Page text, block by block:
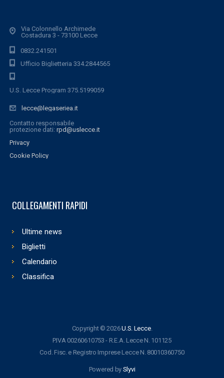
Via Colonnello Archimede
Costadura 3 - 73100 Lecce
0832.241501
Ufficio Biglietteria 334.2844565
U.S. Lecce Program 375.5199059
lecce@legaseriea.it
Contatto responsabile
protezione dati: rpd@uslecce.it
Privacy
Cookie Policy
COLLEGAMENTI RAPIDI
Ultime news
Biglietti
Calendario
Classifica
Copyright © 2026U.S. Lecce.
P.IVA 00260610753 - R.E.A. Lecce N. 101125
Cod. Fisc. e Registro Imprese Lecce N. 80010360750
Powered by Slyvi